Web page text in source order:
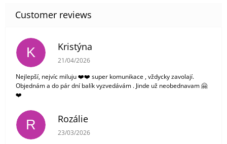
K Kristýna
The store rating is 5 out of 5 stars.
21/04/2026
Nejlepší, nejvíc miluju ❤️❤️ super komunikace , vždycky zavolají.
Objednám a do pár dní balík vyzvedávám . Jinde už neobednavam 🤗
❤️
R Rozálie
The store rating is 3 out of 5 stars.
23/03/2026